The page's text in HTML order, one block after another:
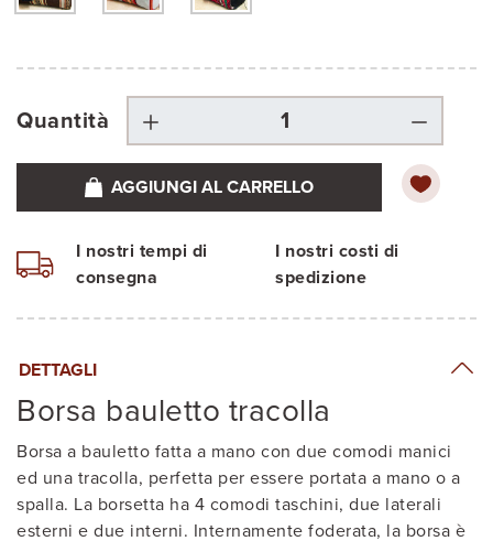
Quantità
AGGIUNGI AL CARRELLO
I nostri tempi di
consegna
I nostri costi di
spedizione
DETTAGLI
Borsa bauletto tracolla
Borsa a bauletto fatta a mano con due comodi manici
ed una tracolla, perfetta per essere portata a mano o a
spalla. La borsetta ha 4 comodi taschini, due laterali
esterni e due interni. Internamente foderata, la borsa è